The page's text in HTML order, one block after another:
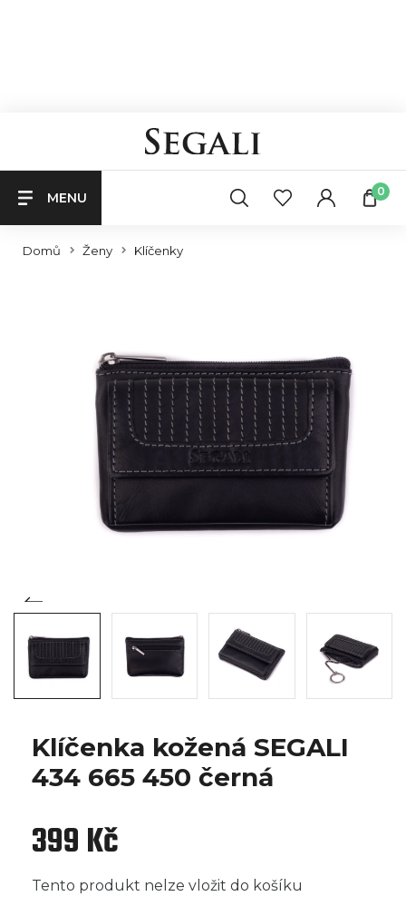
MENU 0
Domů Ženy Klíčenky
Klíčenka kožená SEGALI
434 665 450 černá
399 Kč
Tento produkt nelze vložit do košíku